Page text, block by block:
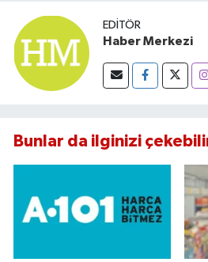
EDITÖR
Haber Merkezi
Bunlar da ilginizi
VİZYONDAKİLER
YAŞAM